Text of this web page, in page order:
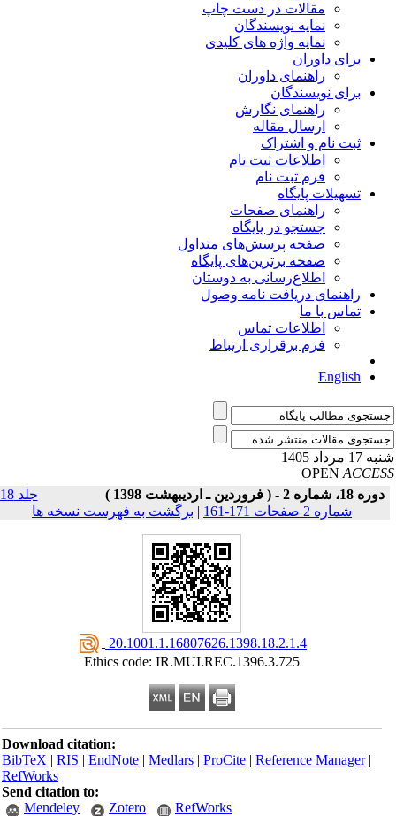
مقالات در دست چاپ
نمایه نویسندگان
نمایه واژه های کلیدی
برای داوران
راهنمای داوران
برای نویسندگان
راهنمای نگارش
ارسال مقاله
ثبت نام و اشتراک
اطلاعات ثبت نام
فرم ثبت نام
تسهیلات پایگاه
راهنمای صفحات
جستجو در پایگاه
صفحه پرسش‌های متداول
صفحه برترین‌های پایگاه
اطلاع‌رسانی به دوستان
راهنمای دریافت نامه وصول
تماس با ما
اطلاعات تماس
فرم برقراری ارتباط
English
مرداد 1405
OPEN
دوره 18، شماره 2 - ( فروردین ـ اردیبهشت 1398 )
جلد 18
شماره 2 صفحات 171-161
| برگشت به فهرست نسخه ها
‎ 20.1001.1.16807626.1398.18.2.1.4
Ethics code: IR.MUI.REC.1396.3.725
Download citation:
BibTeX|RIS|EndNote|Medlars|ProCite|Reference Manager
RefWorks
Send citation to:
Mendeley
Zotero RefWorks